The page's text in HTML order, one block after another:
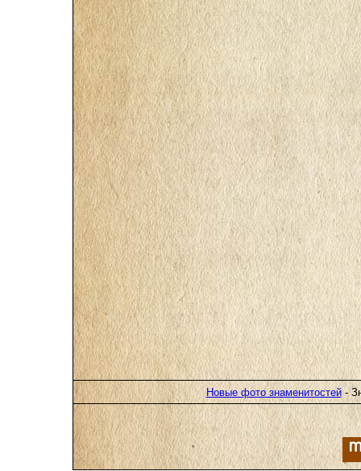
Новые фото знаменитостей-